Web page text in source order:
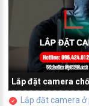
Lắp đặt camera
Lắp đặt camera ở